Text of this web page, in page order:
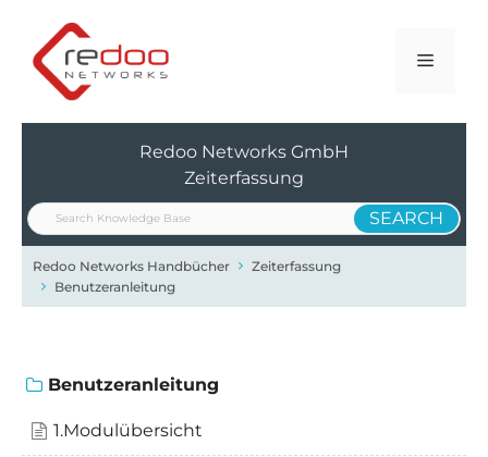
Inhalt
springen
Menü
Redoo Networks GmbH
Zeiterfassung
Redoo Networks Handbücher
Zeiterfassung
Benutzeranleitung
Benutzeranleitung
1.Modulübersicht